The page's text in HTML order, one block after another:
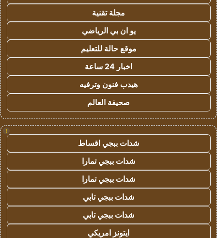
مجلة تقنية
يو ان بي الرياضي
موقع حالة للتعليم
اخبار 24 ساعة
هيدب فنون وترفيه
صحيفة العالم
!
شدات ببجي اقساط
شدات ببجي تمارا
شدات ببجي تمارا
شدات ببجي تابي
شدات ببجي تابي
ايتونز امريكي